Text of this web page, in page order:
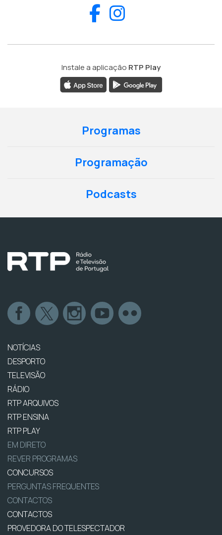
Facebook
Instale a aplicação RTP Play
Programas
Programação
Podcasts
NOTÍCIAS
DESPORTO
TELEVISÃO
RÁDIO
RTP ARQUIVOS
RTP ENSINA
RTP PLAY
EM DIRETO
REVER PROGRAMAS
CONCURSOS
PERGUNTAS FREQUENTES
CONTACTOS
CONTACTOS
PROVEDORA DO TELESPECTADOR